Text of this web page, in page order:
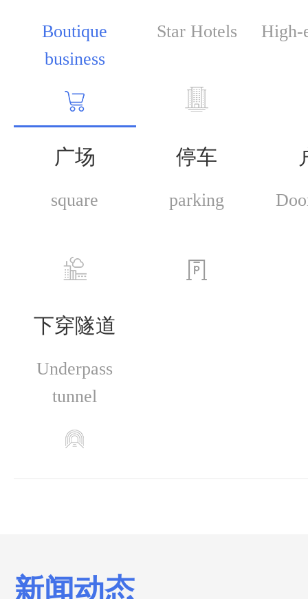
Boutique
business
Star Hotels High-
广场
square
停车
parking
下穿隧道
Underpass
tunnel
新闻动态